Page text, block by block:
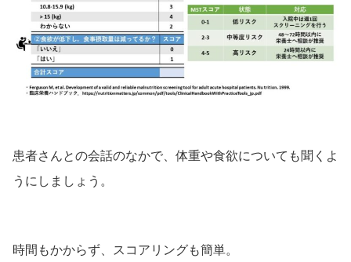
患者さんとの会話のなかで、体重や食欲についても聞くよ
うにしましょう。
時間もかからず、スコアリングも簡単。